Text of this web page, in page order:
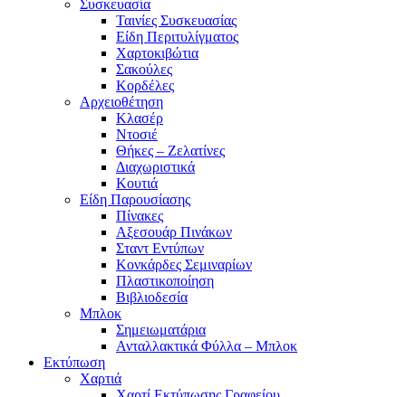
Συσκευασία
Ταινίες Συσκευασίας
Είδη Περιτυλίγματος
Χαρτοκιβώτια
Σακούλες
Κορδέλες
Αρχειοθέτηση
Κλασέρ
Ντοσιέ
Θήκες – Ζελατίνες
Διαχωριστικά
Κουτιά
Είδη Παρουσίασης
Πίνακες
Αξεσουάρ Πινάκων
Σταντ Εντύπων
Κονκάρδες Σεμιναρίων
Πλαστικοποίηση
Βιβλιοδεσία
Μπλοκ
Σημειωματάρια
Ανταλλακτικά Φύλλα – Μπλοκ
Εκτύπωση
Χαρτιά